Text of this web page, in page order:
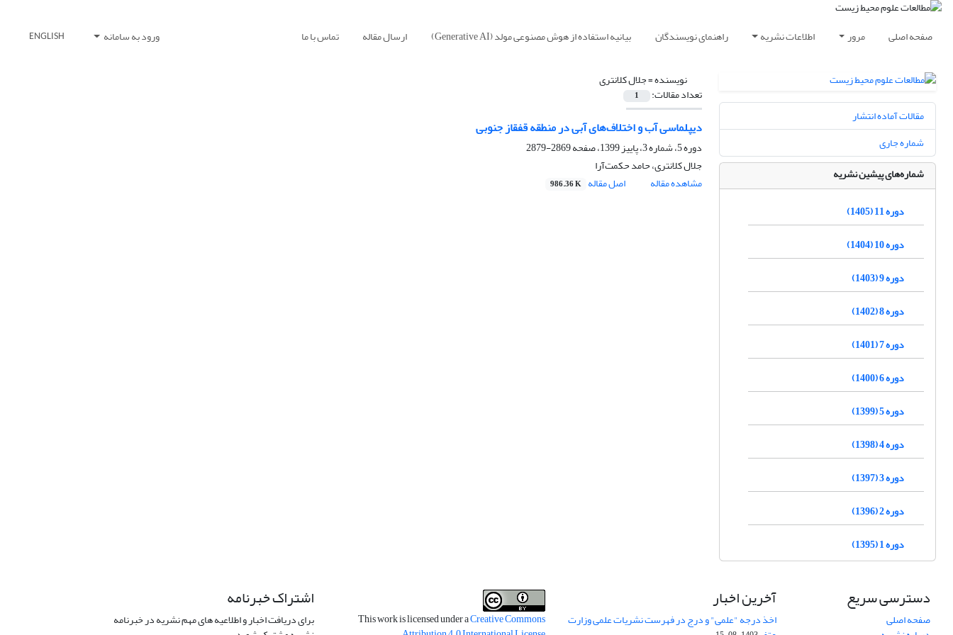
صفحه اصلی مرور اطلاعات نشریه راهنمای نویسندگان بیانیه استفاده از هوش مصنوعی مولد (Generative AI) ارسال مقاله تماس با ما ورود به سامانه ENGLISH
نویسنده =جلال کلانتری
تعداد مقالات: 1
دیپلماسی آب و اختلاف‌های آبی در منطقه قفقاز جنوبی
دوره 5، شماره 3، پاییز 1399، صفحه
2869-2879
جلال کلانتری، حامد حکمت‌آرا
مشاهده مقاله
اصل مقاله 986.36 K
مقالات آماده انتشار
شماره جاری
شماره‌های پیشین نشریه
دوره 11 (1405)
دوره 10 (1404)
دوره 9 (1403)
دوره 8 (1402)
دوره 7 (1401)
دوره 6 (1400)
دوره 5 (1399)
دوره 4 (1398)
دوره 3 (1397)
دوره 2 (1396)
دوره 1 (1395)
دسترسی سریع
صفحه اصلی
آخرین اخبار
اخذ درجه "علمی" و درج در فهرست نشریات علمی وزارت This work is licensed under aCreative Commons
اشتراک خبرنامه
برای دریافت اخبار و اطلاعیه های مهم نشریه در خبرنامه